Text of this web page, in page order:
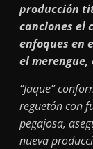
producción
canciones el
enfoques en
el
“Jaque”
reguetón con
pegajosa,
nueva